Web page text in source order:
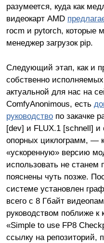
разумеется, куда как
видеокарт AMD
rocm и pytorch, которые
менеджер загрузок pip.
Следующий этап, как и
собственно
актуальной для нас на
ComfyAnonimous, есть
руководствопо закачке
[dev] и FLUX.1 [schnell]
опорных циклограмм, —
«ускоренную» версию
использовать не станем
пояснены чуть позже.
системе установлен
всего с 8 Гбайт
руководством поближе
«Simple to use FP8
ссылку на репозиторий,